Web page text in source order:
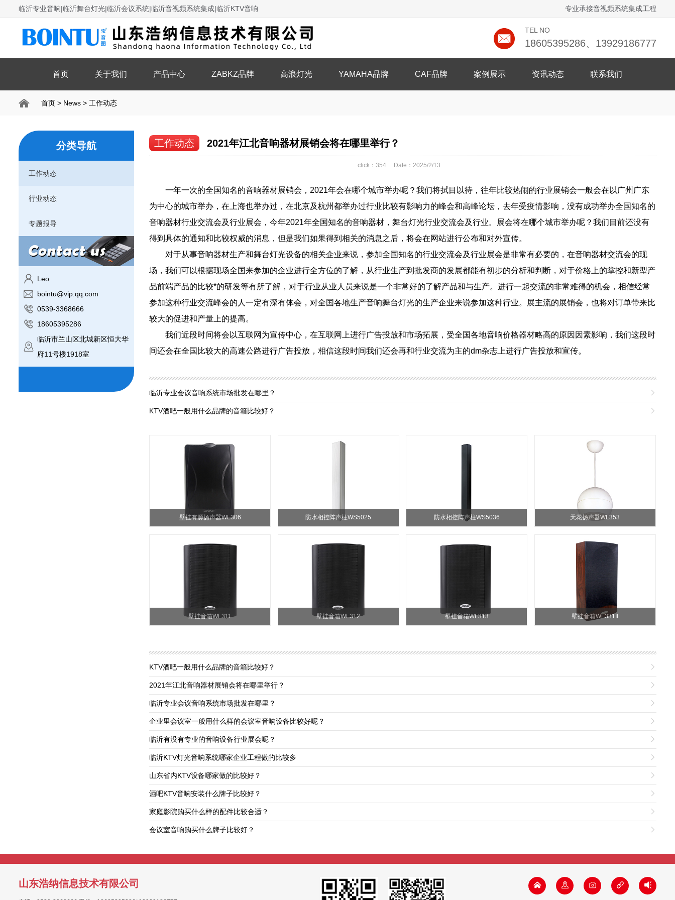
临沂专业音响|临沂舞台灯光|临沂会议系统|临沂音视频系统集成|临沂KTV音响 专业承接音视频系统集成工程
TEL NO
18605395286、13929186777
首页 关于我们 产品中心 ZABKZ品牌 高浪灯光 YAMAHA品牌 CAF品牌 案例展示 资讯动态 联系我们
首页 > News > 工作动态
分类导航
工作动态
行业动态
专题报导
Leo
bointu@vip.qq.com
0539-3368666
18605395286
临沂市兰山区北城新区恒大华
府11号楼1918室
工作动态 2021年江北音响器材展销会将在哪里举行？
click： 354 Date：2025/2/13
一年一次的全国知名的音响器材展销会，2021年会在哪个城市举办呢？我们将拭目以待，往年比较热闹的行业展销会一般会在以广州广东
为中心的城市举办，在上海也举办过，在北京及杭州都举办过行业比较有影响力的峰会和高峰论坛，去年受疫情影响，没有成功举办全国知名的
音响器材行业交流会及行业展会，今年2021年全国知名的音响器材，舞台灯光行业交流会及行业。展会将在哪个城市举办呢？我们目前还没有
得到具体的通知和比较权威的消息，但是我们如果得到相关的消息之后，将会在网站进行公布和对外宣传。
对于从事音响器材生产和舞台灯光设备的相关企业来说，参加全国知名的行业交流会及行业展会是非常有必要的，在音响器材交流会的现
场，我们可以根据现场全国来参加的企业进行全方位的了解，从行业生产到批发商的发展都能有初步的分析和判断，对于价格上的掌控和新型产
品前端产品的比较*的研发等有所了解，对于行业从业人员来说是一个非常好的了解产品和与生产。进行一起交流的非常难得的机会，相信经常
参加这种行业交流峰会的人一定有深有体会，对全国各地生产音响舞台灯光的生产企业来说参加这种行业。展主流的展销会，也将对订单带来比
较大的促进和产量上的提高。
我们近段时间将会以互联网为宣传中心，在互联网上进行广告投放和市场拓展，受全国各地音响价格器材略高的原因因素影响，我们这段时
间还会在全国比较大的高速公路进行广告投放，相信这段时间我们还会再和行业交流为主的dm杂志上进行广告投放和宣传。
临沂专业会议音响系统市场批发在哪里？ 
KTV酒吧一般用什么品牌的音箱比较好？ 
壁挂有源扬声器WL306 防水相控阵声柱WS5025 防水相控阵声柱WS5036 天花扬声器WL353
壁挂音箱WL311 壁挂音箱WL312 壁挂音箱WL313 壁挂音箱WL331II
KTV酒吧一般用什么品牌的音箱比较好？ 
2021年江北音响器材展销会将在哪里举行？ 
临沂专业会议音响系统市场批发在哪里？ 
企业里会议室一般用什么样的会议室音响设备比较好呢？ 
临沂有没有专业的音响设备行业展会呢？ 
临沂KTV灯光音响系统哪家企业工程做的比较多 
山东省内KTV设备哪家做的比较好？ 
酒吧KTV音响安装什么牌子比较好？ 
家庭影院购买什么样的配件比较合适？ 
会议室音响购买什么牌子比较好？ 
山东浩纳信息技术有限公司